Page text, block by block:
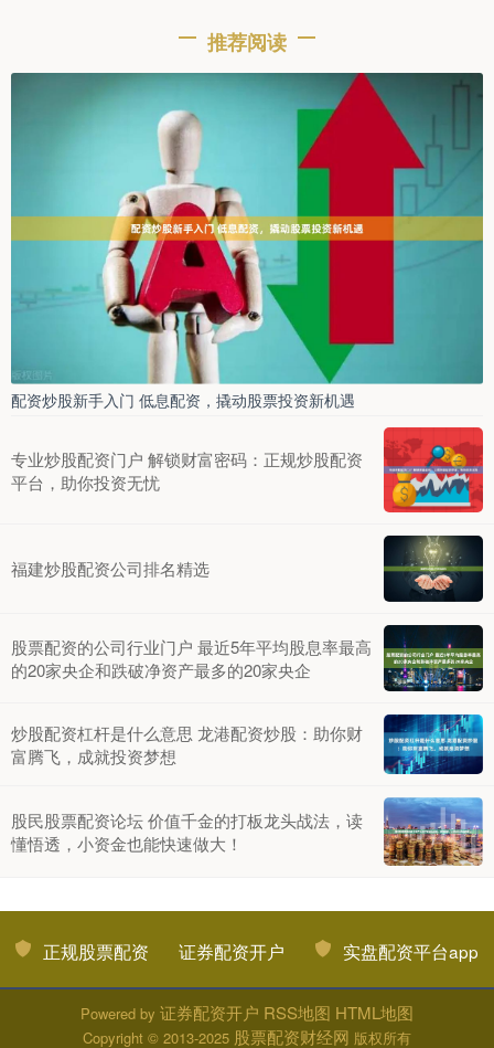
推荐阅读
配资炒股新手入门 低息配资，撬动股票投资新机遇
专业炒股配资门户 解锁财富密码：正规炒股配资
平台，助你投资无忧
福建炒股配资公司排名精选
股票配资的公司行业门户 最近5年平均股息率最高
的20家央企和跌破净资产最多的20家央企
炒股配资杠杆是什么意思 龙港配资炒股：助你财
富腾飞，成就投资梦想
股民股票配资论坛 价值千金的打板龙头战法，读
懂悟透，小资金也能快速做大！
正规股票配资 证券配资开户 实盘配资平台app
Powered by 证券配资开户 RSS地图 HTML地图
Copyright © 2013-2025 股票配资财经网 版权所有